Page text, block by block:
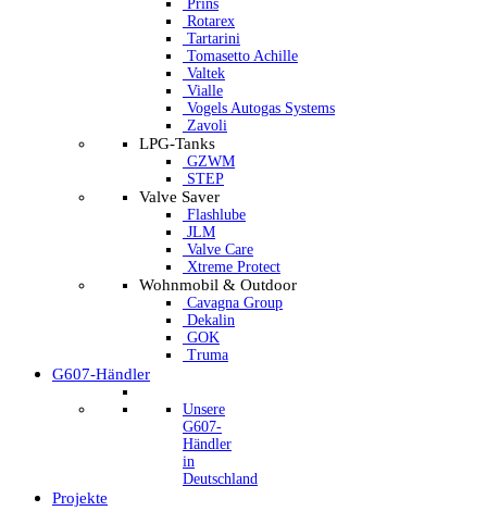
Prins
Rotarex
Tartarini
Tomasetto Achille
Valtek
Vialle
Vogels Autogas Systems
Zavoli
LPG-Tanks
GZWM
STEP
Valve Saver
Flashlube
JLM
Valve Care
Xtreme Protect
Wohnmobil & Outdoor
Cavagna Group
Dekalin
GOK
Truma
G607-Händler
Unsere
G607-
Händler
in
Deutschland
Projekte